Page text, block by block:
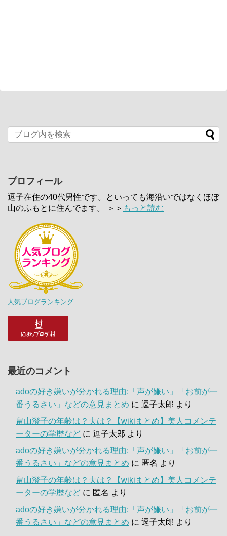
プロフィール
逗子在住の40代男性です。といっても海沿いではなくほぼ
山のふもとに住んでます。 ＞＞ もっと読む
人気ブログランキング
最近のコメント
adoの好き嫌いが分かれる理由:「声が嫌い」「お前が一
番うるさい」などの意見まとめ に 逗子太郎 より
畠山澄子の年齢は？夫は？【wikiまとめ】美人コメンテ
ーターの学歴など に 逗子太郎 より
adoの好き嫌いが分かれる理由:「声が嫌い」「お前が一
番うるさい」などの意見まとめ に 匿名 より
畠山澄子の年齢は？夫は？【wikiまとめ】美人コメンテ
ーターの学歴など に 匿名 より
adoの好き嫌いが分かれる理由:「声が嫌い」「お前が一
番うるさい」などの意見まとめ に 逗子太郎 より